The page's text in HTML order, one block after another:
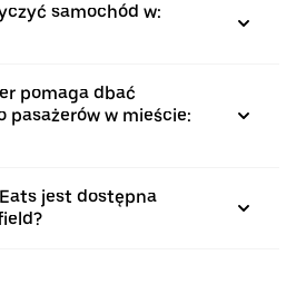
samochód w:
pomaga dbać
pasażerów w mieście:
jest dostępna